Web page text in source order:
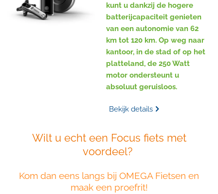
kunt u dankzij de hogere
batterijcapaciteit genieten
van een autonomie van 62
km tot 120 km. Op weg naar
kantoor, in de stad of op het
platteland, de 250 Watt
motor ondersteunt u
absoluut geruisloos.
Bekijk details
Wilt u echt een Focus fiets met
voordeel?
Kom dan eens langs bij OMEGA Fietsen en
maak een proefrit!